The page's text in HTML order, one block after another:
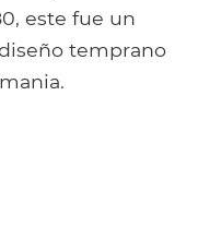
este fue un
temprano